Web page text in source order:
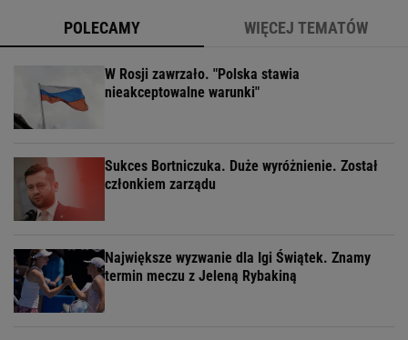
POLECAMY WIĘCEJ TEMATÓW
W Rosji zawrzało. "Polska stawia
nieakceptowalne warunki"
Sukces Bortniczuka. Duże wyróżnienie. Został
członkiem zarządu
Największe wyzwanie dla Igi Świątek. Znamy
termin meczu z Jeleną Rybakiną